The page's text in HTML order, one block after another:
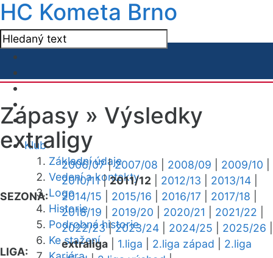
HC Kometa Brno
Klub
Základní údaje
Vedení a kontakty
Logo
Historie
Podrobná historie
Ke stažení
Zápasy » Výsledky
extraligy
SEZONA:
2006/07|2007/08 2008/09 2009/10
2010/11|2011/12 2012/13 2013/14
2014/15
2015/16 2016/17 2017/18
2018/19
2019/20 2020/21 2021/22
2022/23|2023/24 2024/25 2025/26
LIGA:
extraliga 1.liga 2.liga západ
2.liga